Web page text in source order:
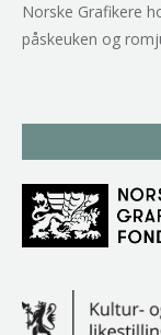
Norske Grafikere
påskeuken og